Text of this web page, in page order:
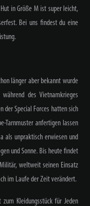
in Größe M ist super leicht,
Bei uns findest du eine
länger aber bekannt wurde
des Vietnamkrieges
der Special Forces hatten sich
Tarnmuster anfertigen lassen
als unpraktisch erwiesen und
und Sonne. Bis heute findet
weltweit seinen Einsatz
im Laufe der Zeit verändert.
Kleidungsstück für Jeden